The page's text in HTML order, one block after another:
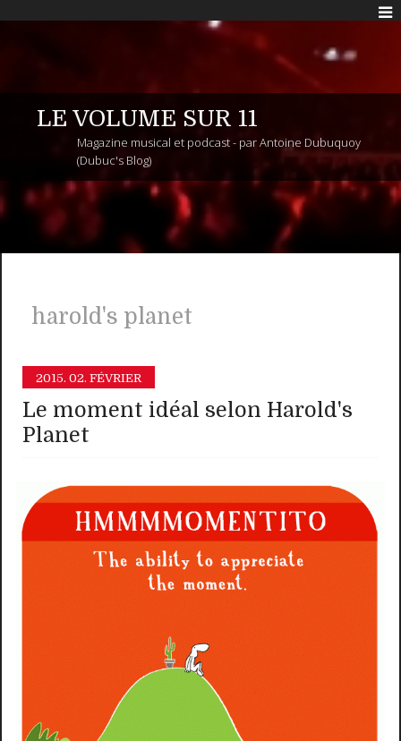
LE VOLUME SUR 11
Magazine musical et podcast - par Antoine Dubuquoy
(Dubuc's Blog)
harold's planet
2015. 02. FÉVRIER
Le moment idéal selon Harold's
Planet